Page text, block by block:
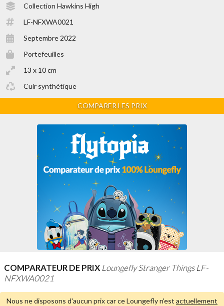
Collection Hawkins High
LF-NFXWA0021
Septembre 2022
Portefeuilles
13 x 10 cm
Cuir synthétique
COMPARER LES PRIX
COMPARATEUR DE PRIX Loungefly Stranger Things LF-
NFXWA0021
Nous ne disposons d'aucun prix car ce Loungefly n'est actuellement